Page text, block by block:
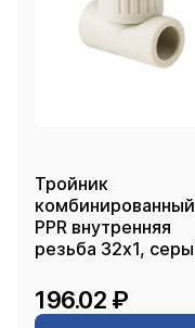
Тройник
комбинированный
PPR внутренняя
резьба 32х1, серый,
196.02 ₽